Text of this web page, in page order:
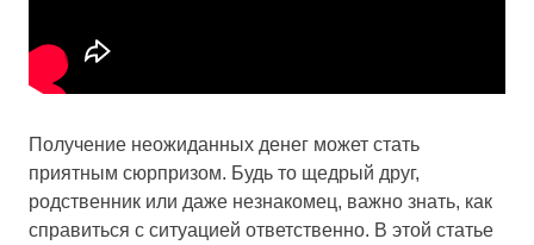
Получение неожиданных денег может стать
приятным сюрпризом. Будь то щедрый друг,
родственник или даже незнакомец, важно знать, как
справиться с ситуацией ответственно. В этой статье